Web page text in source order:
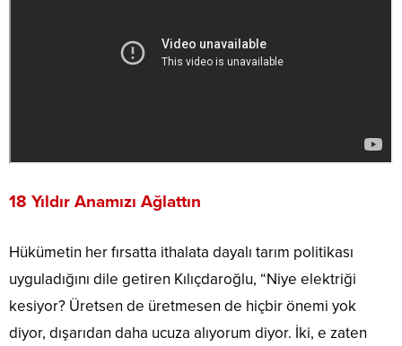
18 Yıldır Anamızı Ağlattın
Hükümetin her fırsatta ithalata dayalı tarım politikası
uyguladığını dile getiren Kılıçdaroğlu, “Niye elektriği
kesiyor? Üretsen de üretmesen de hiçbir önemi yok
diyor, dışarıdan daha ucuza alıyorum diyor. İki, e zaten